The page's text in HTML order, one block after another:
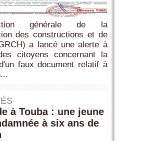
générale de la
des constructions et de
a lancé une alerte à
citoyens concernant la
faux document relatif à
à Touba : une jeune
à six ans de